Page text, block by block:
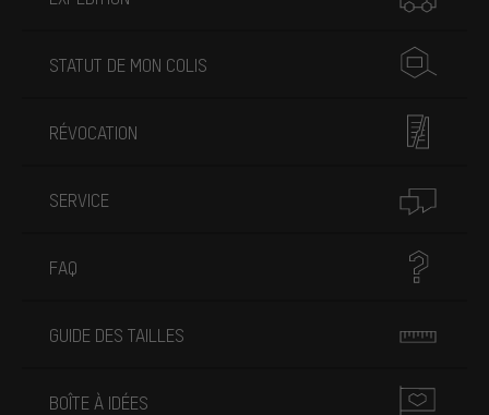
STATUT DE MON COLIS
RÉVOCATION
SERVICE
FAQ
GUIDE DES TAILLES
BOÎTE À IDÉES